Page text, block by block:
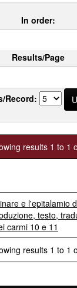
In order:
Results/Page
Record:
results 1 to 1
e l'epitalamio
testo,
carmi 10 e 11
results 1 to 1